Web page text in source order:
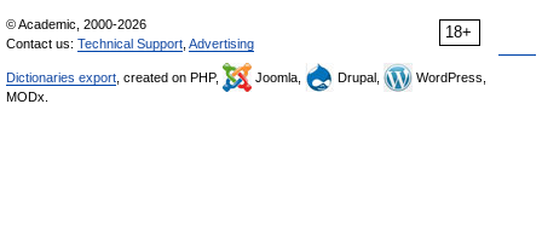
18+
© Academic, 2000-2026
Contact us: Technical Support Advertising
Dictionaries export , created on PHP, Joomla, Drupal,
WordPress,
MODx.